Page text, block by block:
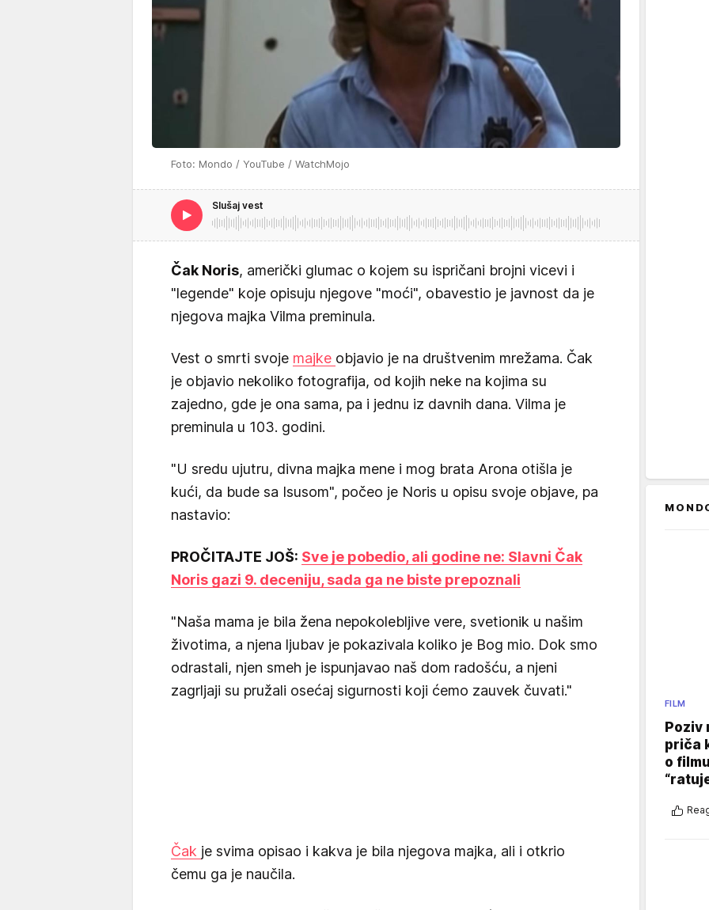
Foto: Mondo / YouTube / WatchMojo
Slušaj vest
Čak Noris, američki glumac o kojem su ispričani brojni vicevi i
"legende" koje opisuju njegove "moći", obavestio je javnost da je
njegova majka Vilma preminula.
Vest o smrti svoje majke objavio je na društvenim mrežama. Čak
je objavio nekoliko fotografija, od kojih neke na kojima su
zajedno, gde je ona sama, pa i jednu iz davnih dana. Vilma je
preminula u 103. godini.
"U sredu ujutru, divna majka mene i mog brata Arona otišla je
kući, da bude sa Isusom", počeo je Noris u opisu svoje objave, pa
nastavio:
PROČITAJTE JOŠ: Sve je pobedio, ali godine ne: Slavni Čak
Noris gazi 9. deceniju, sada ga ne biste prepoznali
"Naša mama je bila žena nepokolebljive vere, svetionik u našim
životima, a njena ljubav je pokazivala koliko je Bog mio. Dok smo
odrastali, njen smeh je ispunjavao naš dom radošću, a njeni
zagrljaji su pružali osećaj sigurnosti koji ćemo zauvek čuvati."
Čak je svima opisao i kakva je bila njegova majka, ali i otkrio
čemu ga je naučila.
FILM
Poziv
priča
o